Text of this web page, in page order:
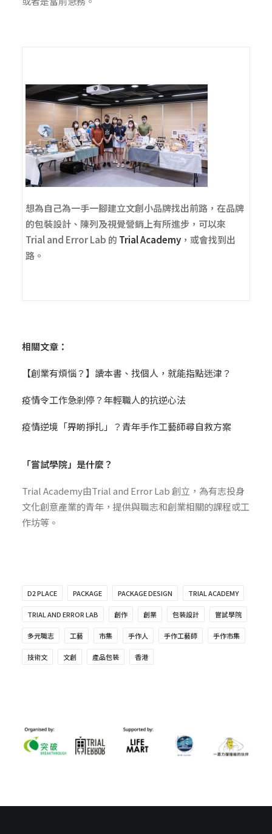
想為自己為一手一腳建立文創小品牌找出前路，在品牌
的包裝設計、陳列及視覺營銷上有所進步，可以來
Trial and Error Lab 的 Trial Academy ，或會找到出
路。
相關文章：
【創業有煩惱？】讀本書、找個人，就能指點迷津？
疫情令工作急剎停？年輕職人的抗逆心法
疫情逆境「畀啲掙扎」？青年手作工藝師尋自救方案
「嘗試學院」是什麼？
TrialAcademy由Trial and Error Lab創立，為有志投身
文化創意產業的青年，提供與職志和創業相關的課程或工
作坊等。
D2 PLACE PACKAGE PACKAGE DESIGN TRIAL ACADEMY
TRIAL AND ERROR LAB 創作 創業 包裝設計 嘗試學院
多元職志 工藝 市集 手作人 手作工藝師 手作市集
技術文 文創 產品包裝 香港